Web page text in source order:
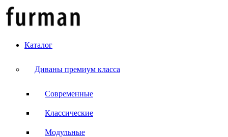
Каталог
Диваны премиум класса
Современные
Классические
Модульные